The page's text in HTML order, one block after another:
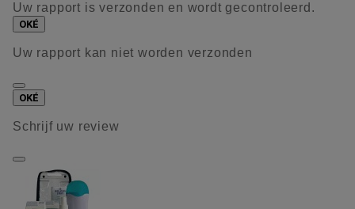
Uw rapport is verzonden en wordt gecontroleerd.
OKÉ
Uw rapport kan niet worden verzonden
OKÉ
Schrijf uw review